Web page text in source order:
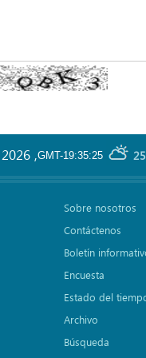
GMT-19:35:25
,
Sobre nosotros
Contáctenos
Boletín
Encuesta
Estado del
Archivo
Búsqueda